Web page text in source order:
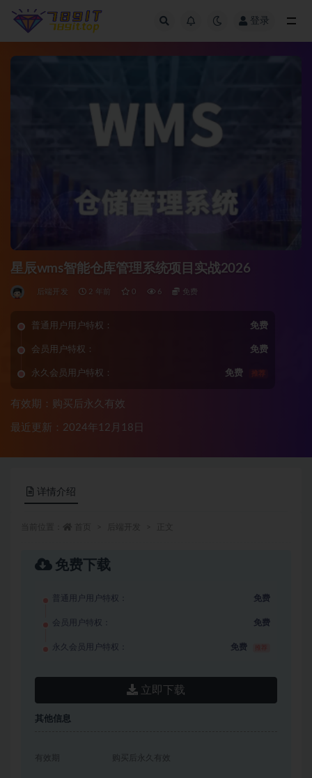
登录
星辰wms智能仓库管理系统项目实战2026
后端开发 2 年前 0 6 免费
普通用户用户特权： 免费
会员用户特权： 免费
永久会员用户特权： 免费 推荐
有效期：购买后永久有效
最近更新：2024年12月18日
详情介绍
免费下载
普通用户用户特权： 免费
会员用户特权： 免费
永久会员用户特权： 免费
立即下载
其他信息
有效期 购买后永久有效